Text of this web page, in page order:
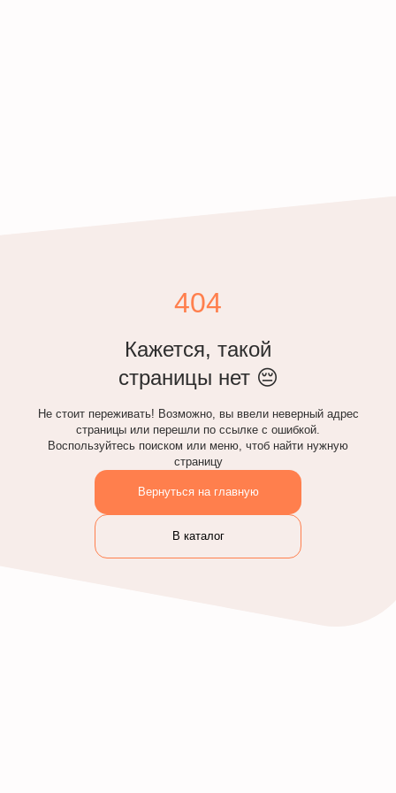
404
Кажется, такой
страницы нет 😔
Не стоит переживать! Возможно, вы ввели неверный адрес
страницы или перешли по ссылке с ошибкой.
Воспользуйтесь поиском или меню, чтоб найти нужную
страницу
Вернуться на главную
В каталог